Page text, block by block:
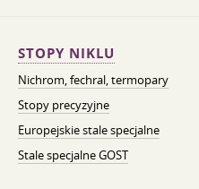
STOPY NIKLU
Nichrom, fechral, termopary
Stopy precyzyjne
Europejskie stale specjalne
Stale specjalne GOST